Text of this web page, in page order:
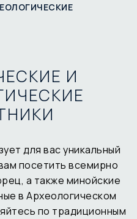
И
для вас уникальный
посетить всемирно
а также минойские
в Археологическом
по традиционным